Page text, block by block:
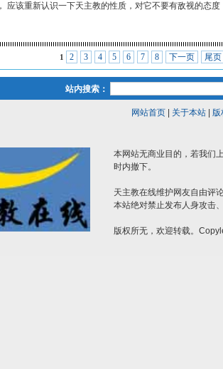
应该重新认识一下天主教的性质，对它不要有敌视的态
1 2 3 4 5 6 7 8 下一页 尾页
站内搜索：
网站首页| 关于本站| 版
本网站无商业目的，若我们
时内撤下。
天主教在线维护网友自由评
本站绝对禁止发布人身攻击
版权所无，欢迎转载。